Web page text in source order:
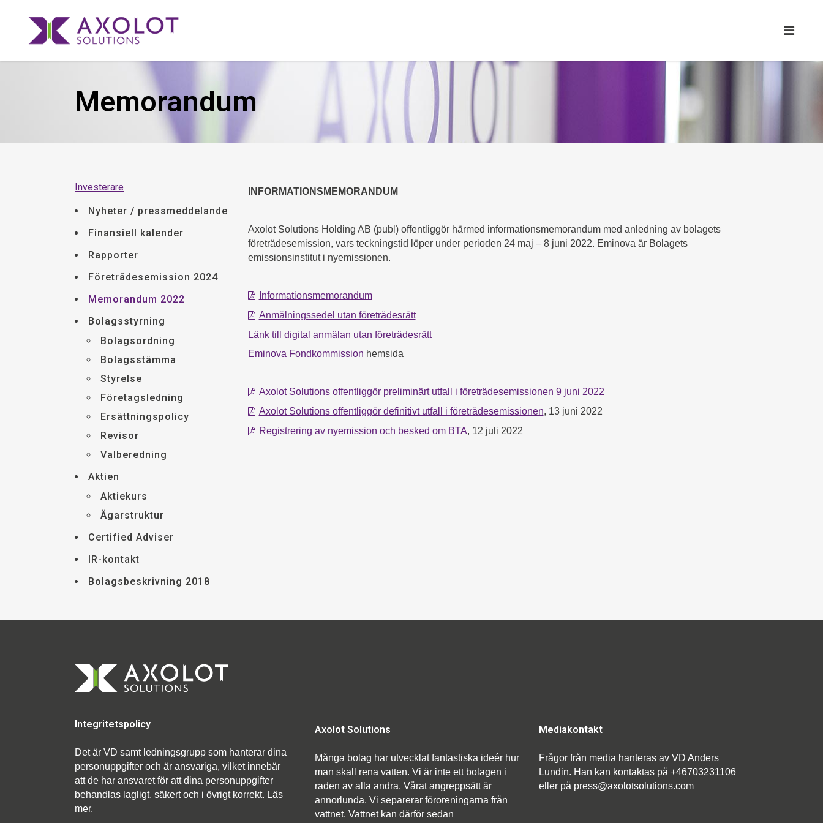
Memorandum
Investerare
Nyheter / pressmeddelande
Finansiell kalender
Rapporter
Företrädesemission 2024
Memorandum 2022
Bolagsstyrning
Bolagsordning
Bolagsstämma
Styrelse
Företagsledning
Ersättningspolicy
Revisor
Valberedning
Aktien
Aktiekurs
Ägarstruktur
Certified Adviser
IR-kontakt
Bolagsbeskrivning 2018
INFORMATIONSMEMORANDUM
Axolot Solutions Holding AB (publ) offentliggör härmed informationsmemorandum med anledning av bolagets
företrädesemission, vars teckningstid löper under perioden 24 maj – 8 juni 2022. Eminova är Bolagets
emissionsinstitut i nyemissionen.
Informationsmemorandum
Anmälningssedel utan företrädesrätt
Länk till digital anmälan utan företrädesrätt
Eminova Fondkommission hemsida
Axolot Solutions offentliggör preliminärt utfall i företrädesemissionen 9 juni 2022
Axolot Solutions offentliggör definitivt utfall i företrädesemissionen, 13 juni 2022
Registrering av nyemission och besked om BTA, 12 juli 2022
Integritetspolicy
Det är VD samt ledningsgrupp som hanterar dina
personuppgifter och är ansvariga, vilket innebär
att de har ansvaret för att dina personuppgifter
behandlas lagligt, säkert och i övrigt korrekt. Läs
mer.
Axolot Solutions
Många bolag har utvecklat fantastiska ideér hur
man skall rena vatten. Vi är inte ett bolagen i
raden av alla andra. Vårat angreppsätt är
annorlunda. Vi separerar föroreningarna från
vattnet. Vattnet kan därför sedan
Mediakontakt
Frågor från media hanteras av VD Anders
Lundin. Han kan kontaktas på +46703231106
eller på press@axolotsolutions.com